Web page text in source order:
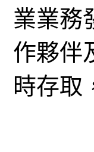
業業務
作夥伴
時存取